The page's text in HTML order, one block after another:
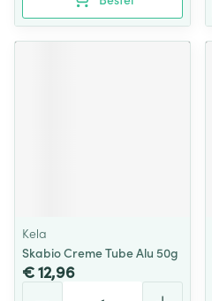
Kela
Skabio Creme Tube Alu 50g
€ 12,96